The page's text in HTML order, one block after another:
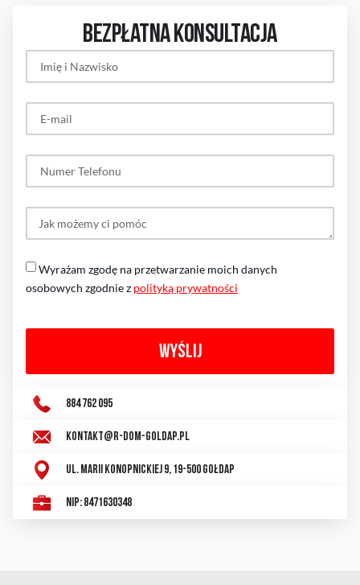
BEZPŁATNA KONSULTACJA
Wyrażam zgodę na przetwarzanie moich danych
osobowych zgodnie z polityką prywatności
WYŚLIJ
884 762 095
kontakt@r-dom-goldap.pl
ul. Marii Konopnickiej 9, 19-500 Gołdap
NIP: 8471630348